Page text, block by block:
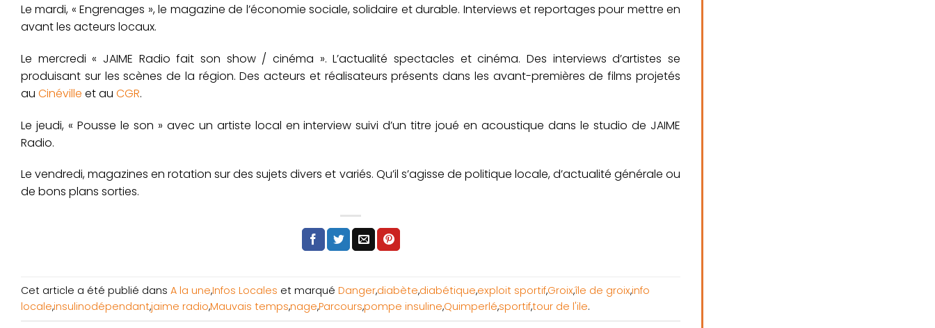
Le mardi, « Engrenages », le magazine de l’économie sociale, solidaire et durable. Interviews et reportages pour mettre en
avant les acteurs locaux.
Le mercredi « JAIME Radio fait son show / cinéma ». L’actualité spectacles et cinéma. Des interviews d’artistes se
produisant sur les scènes de la région. Des acteurs et réalisateurs présents dans les avant-premières de films projetés
au Cinéville et au CGR.
Le jeudi, « Pousse le son » avec un artiste local en interview suivi d’un titre joué en acoustique dans le studio de JAIME
Radio.
Le vendredi, magazines en rotation sur des sujets divers et variés. Qu’il s’agisse de politique locale, d’actualité générale ou
de bons plans sorties.
Cet article a été publié dans A la une,Infos Locales et marqué Danger,diabète,diabétique,exploit sportif,Groix,île de groix,info
locale,insulinodépendant,jaime radio,Mauvais temps,nage,Parcours,pompe insuline,Quimperlé,sportif,tour de l'ile.